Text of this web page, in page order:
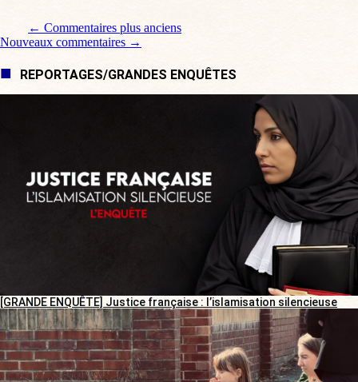
Navigation de commentaire
← Commentaires plus anciens
Nouveaux commentaires →
REPORTAGES/GRANDES ENQUÊTES
[GRANDE ENQUÊTE] Justice française : l’islamisation silencieuse